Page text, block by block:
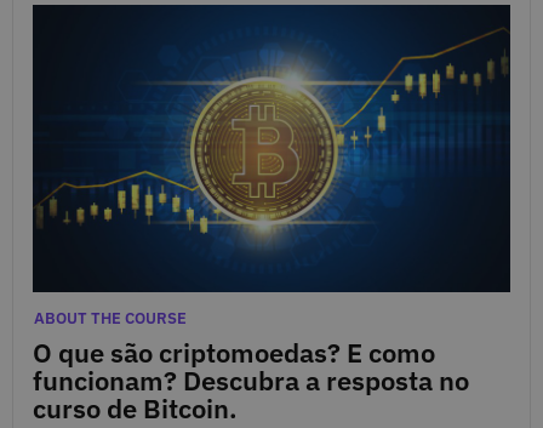
O que são criptomoedas? E como
funcionam? Descubra a resposta no
curso de Bitcoin.
July 28, 2022
Categories
ABOUT THE COURSE